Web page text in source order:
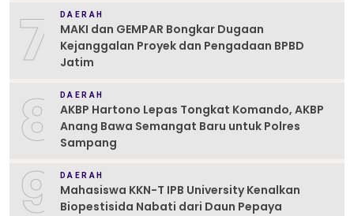
7 DAERAH
MAKI dan GEMPAR Bongkar Dugaan
Kejanggalan Proyek dan Pengadaan BPBD
Jatim
8 DAERAH
AKBP Hartono Lepas Tongkat Komando, AKBP
Anang Bawa Semangat Baru untuk Polres
Sampang
9 DAERAH
Mahasiswa KKN-T IPB University Kenalkan
Biopestisida Nabati dari Daun Pepaya